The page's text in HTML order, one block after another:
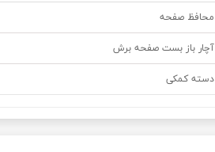
محافظ صفحه
آچار باز بست صفحه برش
دسته کمکی